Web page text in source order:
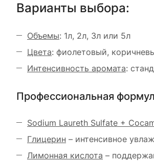
Варианты выбора:
Объемы: 1л, 2л, 3л или 5л
Цвета: фиолетовый,
Интенсивность аромата:
Профессиональная
Sodium Laureth Sulfate +
Глицерин – интенсивное
Лимонная кислота –